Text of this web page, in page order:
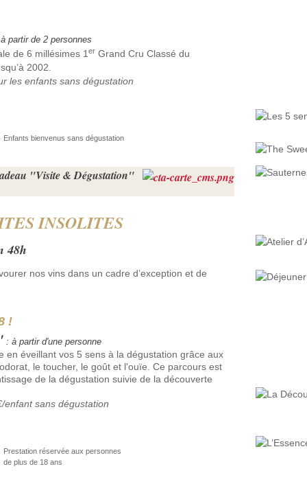
partir de 2 personnes
de 6 millésimes 1er Grand Cru Classé du
2002.
les enfants sans dégustation
Enfants bienvenus sans dégustation
"Visite & Dégustation"
INSOLITES
48h
nos vins dans un cadre d’exception et de
!
: à partir d'une personne
en éveillant vos 5 sens à la dégustation grâce aux
le toucher, le goût et l'ouïe. Ce parcours est
de la dégustation suivie de la découverte
enfant sans dégustation
Prestation réservée aux personnes
de plus de 18 ans